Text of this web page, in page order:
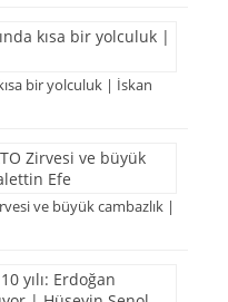
bir yolculuk | İskan
ve büyük cambazlık |